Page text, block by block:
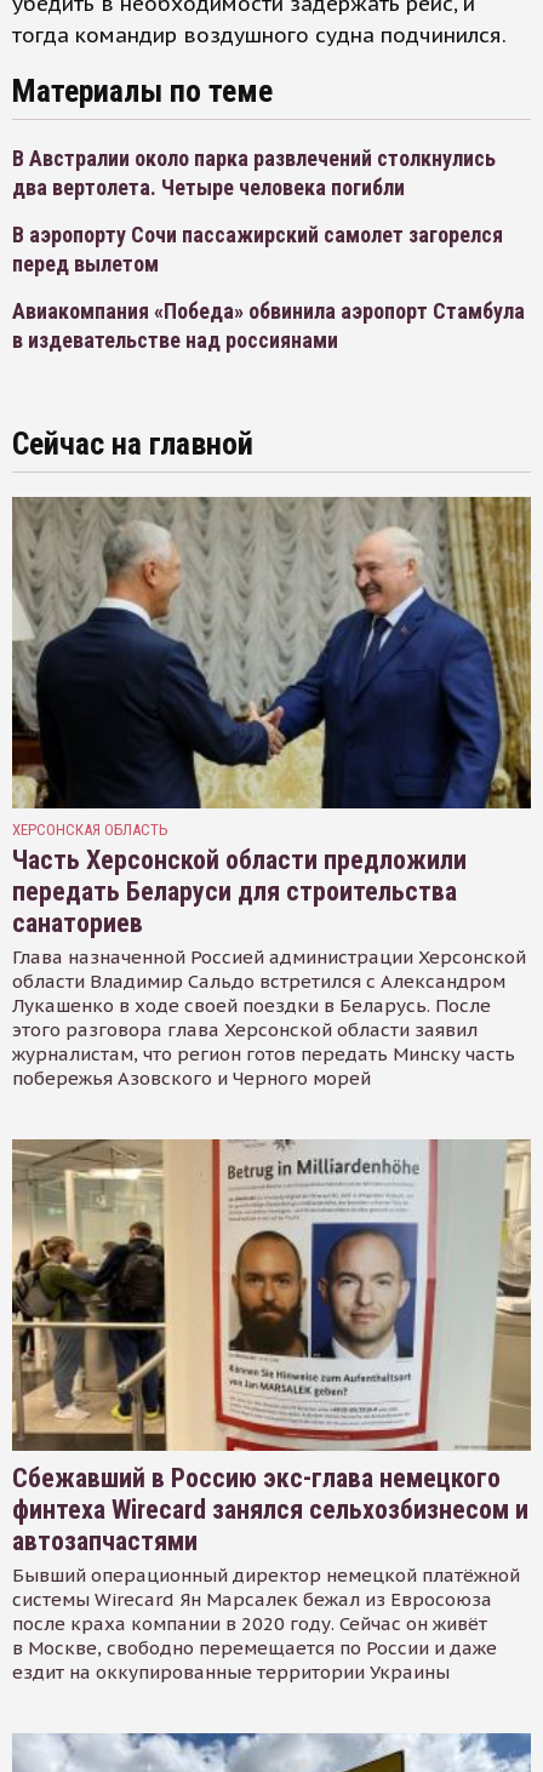
тогда командир воздушного судна подчинился.
Материалы по теме
В Австралии около парка развлечений столкнулись
два вертолета. Четыре человека погибли
В аэропорту Сочи пассажирский самолет загорелся
перед вылетом
Авиакомпания «Победа» обвинила аэропорт Стамбула
в издевательстве над россиянами
Сейчас на главной
ХЕРСОНСКАЯ ОБЛАСТЬ
Часть Херсонской области предложили
передать Беларуси для строительства
санаториев
Глава назначенной Россией администрации Херсонской
области Владимир Сальдо встретился с Александром
Лукашенко в ходе своей поездки в Беларусь. После
этого разговора глава Херсонской области заявил
журналистам, что регион готов передать Минску часть
побережья Азовского и Черного морей
Сбежавший в Россию экс-глава немецкого
финтеха Wirecard занялся сельхозбизнесом и
автозапчастями
Бывший операционный директор немецкой платёжной
системы Wirecard Ян Марсалек бежал из Евросоюза
после краха компании в 2020 году. Сейчас он живёт
в Москве, свободно перемещается по России и даже
ездит на оккупированные территории Украины